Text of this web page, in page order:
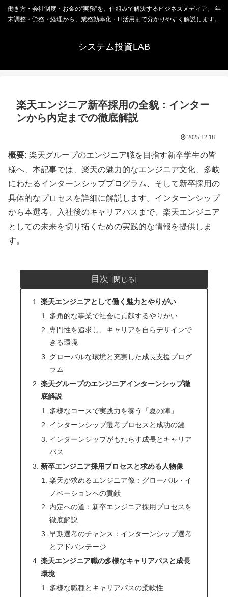
働き方・会社制度・お金の“実務”を、仕組みで解決するビジネスメディア。 年
末調整・労務・経理から、業務効率化・IT活用まで分かりやすく解説します。
システム投資LAB
楽天エンジニア新卒採用の全貌：インター
ンから内定までの徹底解説
2025.12.18
概要: 楽天グループのエンジニア職を目指す新卒学生の皆
様へ、本記事では、楽天の魅力的なエンジニア文化、多岐
にわたるインターンシッププログラム、そして新卒採用の
具体的なプロセスを詳細に解説します。インターンシップ
から本選考、入社後のキャリアパスまで、楽天エンジニア
としての未来を切り拓くための実践的な情報を提供しま
す。
目次
楽天エンジニアとして働く魅力とやりがい
多角的な事業で社会に貢献するやりがい
専門性を追求し、キャリアを自らデザインで
きる環境
グローバルな環境と充実した成長支援プログ
ラム
楽天グループのエンジニアインターンシップ徹
底解説
多様なコースで実践力を養う「夏の陣」
インターンシップ選考プロセスと成功の鍵
インターンシップがもたらす成長とキャリア
パス
新卒エンジニア採用プロセスと求める人物像
楽天が求めるエンジニア像：グローバル・イ
ノベーションへの貢献
内定への道：新卒エンジニア採用プロセスを
徹底解説
早期選考のチャンス：インターンシップ選考
とアドバンテージ
楽天エンジニア職の多様なキャリアパスと成長
環境
多様な職種とキャリアパスの柔軟性